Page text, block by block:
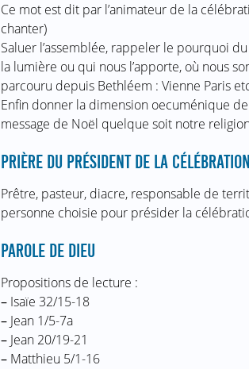
Ce mot est dit par l’animateur de la
chanter)
Saluer l’assemblée, rappeler le pourquoi
la lumière ou qui nous l’apporte, où nous
parcouru depuis Bethléem : Vienne Paris
Enfin donner la dimension oecuménique
message de Noël quelque soit notre
PRIÈRE DU PRÉSIDENT DE LA CÉLÉBRATION
Prêtre, pasteur, diacre, responsable de
personne choisie pour présider la
PAROLE DE DIEU
Propositions de lecture :
–Isaïe 32/15-18
–Jean 1/5-7a
–Jean 20/19-21
–Matthieu 5/1-16